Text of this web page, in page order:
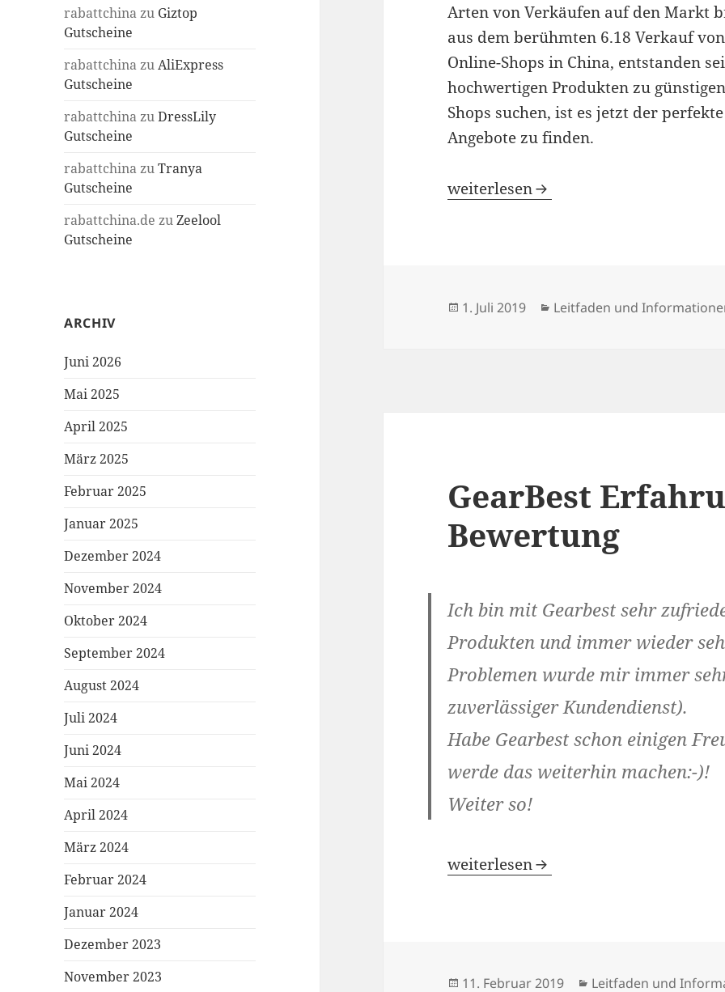
rabattchinazu Giztop
Gutscheine
rabattchinazuAliExpress
Gutscheine
rabattchinazuDressLily
Gutscheine
rabattchinazuTranya
Gutscheine
rabattchina.de zuZeelool
Gutscheine
ARCHIV
Juni 2026
Mai 2025
April 2025
März 2025
Februar 2025
Januar 2025
Dezember 2024
November 2024
Oktober 2024
September 2024
August 2024
Juli 2024
Juni 2024
Mai 2024
April 2024
März 2024
Februar 2024
Januar 2024
Dezember 2023
November 2023
Arten von Verkäufen auf den Markt
aus dem berühmten 6.18 Verkauf
Online-Shops in China, entstanden
hochwertigen Produkten zu
Shops suchen, ist es jetzt der
Angebote zu finden.
Verkäufe zur Jahresmitte werden
weiterlesen
Veröffentlicht
1. Juli 2019 Kategorien
Leitfaden und
GearBest
Bewertung
Ich bin mit Gearbest sehr
Produkten und immer wieder
Problemen wurde mir immer
zuverlässiger Kundendienst).
Habe Gearbest schon einigen
werde das weiterhin machen:-)!
Weiter so!
GearBest Erfahrungen und Bewertung
weiterlesen
Veröffentlicht
11. Februar 2019 Kategorien
Leitfaden und